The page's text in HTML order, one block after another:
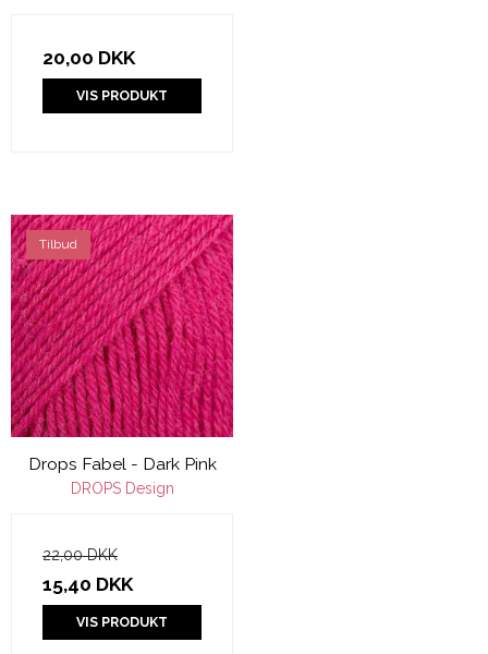
20,00 DKK
VIS PRODUKT
Tilbud
Drops Fabel - Dark Pink
DROPS Design
22,00 DKK
15,40 DKK
VIS PRODUKT